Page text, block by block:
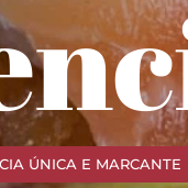
ÚNICA E MARCANTE